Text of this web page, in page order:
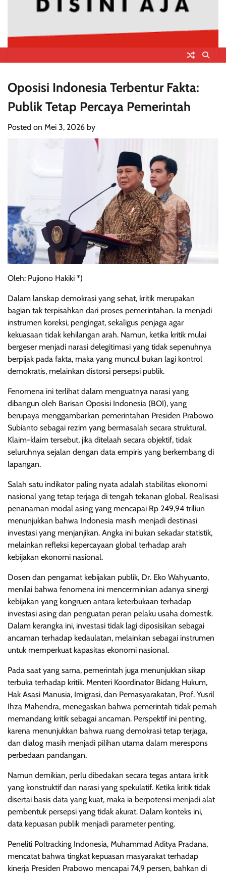
Oposisi Indonesia Terbentur Fakta:
Publik Tetap Percaya Pemerintah
Posted on Mei 3, 2026 by
Oleh: Pujiono Hakiki *)
Dalam lanskap demokrasi yang sehat, kritik merupakan
bagian tak terpisahkan dari proses pemerintahan. Ia menjadi
instrumen koreksi, pengingat, sekaligus penjaga agar
kekuasaan tidak kehilangan arah. Namun, ketika kritik mulai
bergeser menjadi narasi delegitimasi yang tidak sepenuhnya
berpijak pada fakta, maka yang muncul bukan lagi kontrol
demokratis, melainkan distorsi persepsi publik.
Fenomena ini terlihat dalam menguatnya narasi yang
dibangun oleh Barisan Oposisi Indonesia (BOI), yang
berupaya menggambarkan pemerintahan Presiden Prabowo
Subianto sebagai rezim yang bermasalah secara struktural.
Klaim-klaim tersebut, jika ditelaah secara objektif, tidak
seluruhnya sejalan dengan data empiris yang berkembang di
lapangan.
Salah satu indikator paling nyata adalah stabilitas ekonomi
nasional yang tetap terjaga di tengah tekanan global. Realisasi
penanaman modal asing yang mencapai Rp 249,94 triliun
menunjukkan bahwa Indonesia masih menjadi destinasi
investasi yang menjanjikan. Angka ini bukan sekadar statistik,
melainkan refleksi kepercayaan global terhadap arah
kebijakan ekonomi nasional.
Dosen dan pengamat kebijakan publik, Dr. Eko Wahyuanto,
menilai bahwa fenomena ini mencerminkan adanya sinergi
kebijakan yang kongruen antara keterbukaan terhadap
investasi asing dan penguatan peran pelaku usaha domestik.
Dalam kerangka ini, investasi tidak lagi diposisikan sebagai
ancaman terhadap kedaulatan, melainkan sebagai instrumen
untuk memperkuat kapasitas ekonomi nasional.
Pada saat yang sama, pemerintah juga menunjukkan sikap
terbuka terhadap kritik. Menteri Koordinator Bidang Hukum,
Hak Asasi Manusia, Imigrasi, dan Pemasyarakatan, Prof. Yusril
Ihza Mahendra, menegaskan bahwa pemerintah tidak pernah
memandang kritik sebagai ancaman. Perspektif ini penting,
karena menunjukkan bahwa ruang demokrasi tetap terjaga,
dan dialog masih menjadi pilihan utama dalam merespons
perbedaan pandangan.
Namun demikian, perlu dibedakan secara tegas antara kritik
yang konstruktif dan narasi yang spekulatif. Ketika kritik tidak
disertai basis data yang kuat, maka ia berpotensi menjadi alat
pembentuk persepsi yang tidak akurat. Dalam konteks ini,
data kepuasan publik menjadi parameter penting.
Peneliti Poltracking Indonesia, Muhammad Aditya Pradana,
mencatat bahwa tingkat kepuasan masyarakat terhadap
kinerja Presiden Prabowo mencapai 74,9 persen, bahkan di